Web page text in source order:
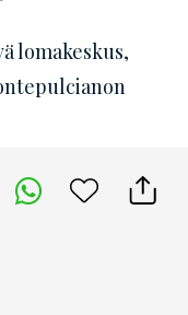
lomakeskus,